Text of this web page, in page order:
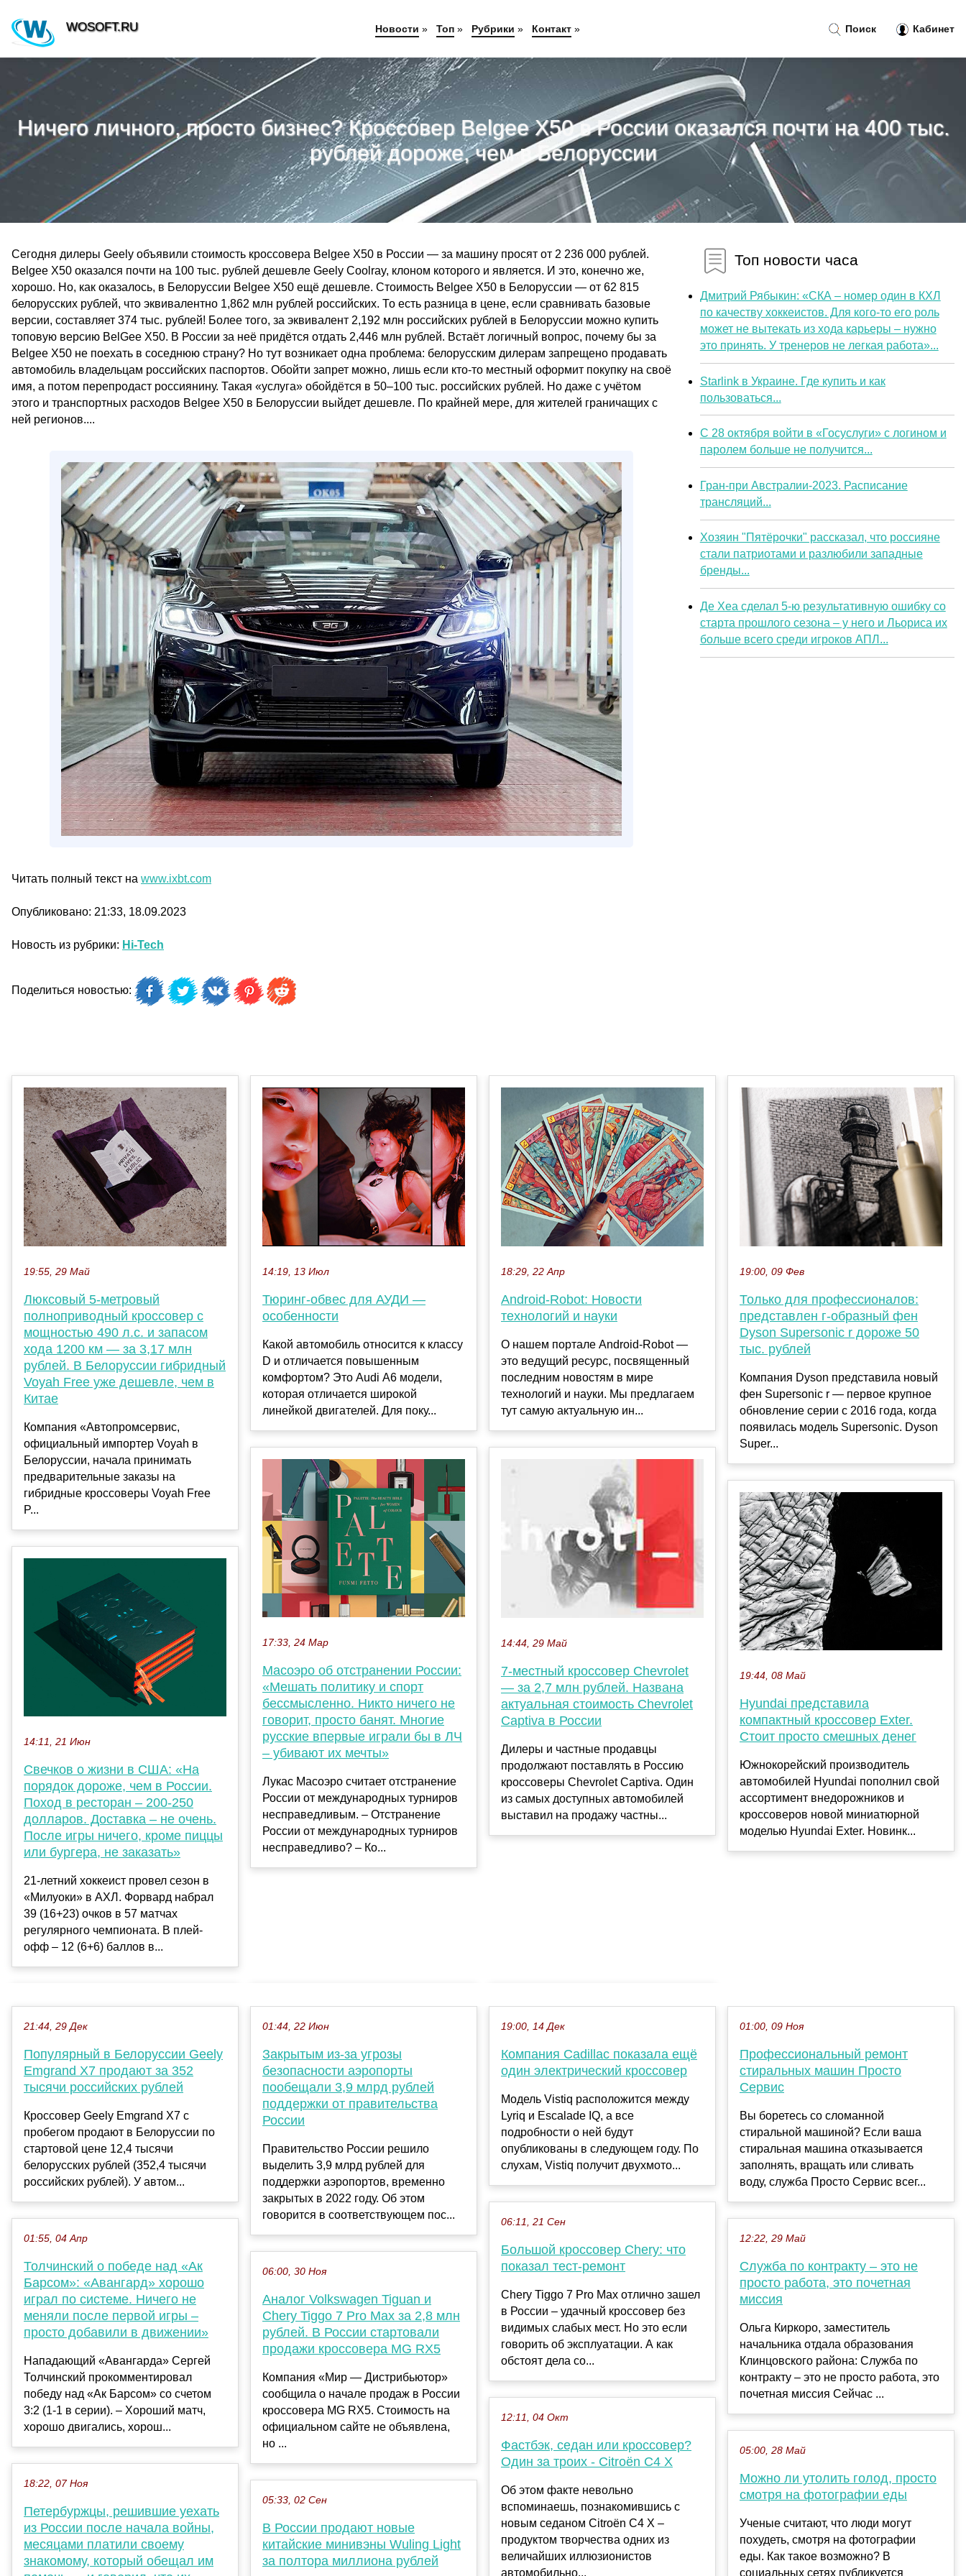
Ничего личного, просто бизнес? Кроссовер Belgee X50 в России оказался почти на 400 тыс.
рублей дороже, чем в Белоруссии
Сегодня дилеры Geely объявили стоимость кроссовера Belgee X50 в России — за машину просят от 2 236 000 рублей.
Belgee X50 оказался почти на 100 тыс. рублей дешевле Geely Coolray, клоном которого и является. И это, конечно же,
хорошо. Но, как оказалось, в Белоруссии Belgee X50 ещё дешевле. Стоимость Belgee X50 в Белоруссии — от 62 815
белорусских рублей, что эквивалентно 1,862 млн рублей российских. То есть разница в цене, если сравнивать базовые
версии, составляет 374 тыс. рублей! Более того, за эквивалент 2,192 млн российских рублей в Белоруссии можно купить
топовую версию BelGee X50. В России за неё придётся отдать 2,446 млн рублей. Встаёт логичный вопрос, почему бы за
Belgee X50 не поехать в соседнюю страну? Но тут возникает одна проблема: белорусским дилерам запрещено продавать
автомобиль владельцам российских паспортов. Обойти запрет можно, лишь если кто-то местный оформит покупку на своё
имя, а потом перепродаст россиянину. Такая «услуга» обойдётся в 50–100 тыс. российских рублей. Но даже с учётом
этого и транспортных расходов Belgee X50 в Белоруссии выйдет дешевле. По крайней мере, для жителей граничащих с
ней регионов....
Читать полный текст на www.ixbt.com
Опубликовано: 21:33, 18.09.2023
Новость из рубрики: Hi-Tech
Поделиться новостью:
Топ новости часа
Дмитрий Рябыкин: «СКА – номер один в КХЛ
по качеству хоккеистов. Для кого-то его роль
может не вытекать из хода карьеры – нужно
это принять. У тренеров не легкая работа»...
Starlink в Украине. Где купить и как
пользоваться...
С 28 октября войти в «Госуслуги» с логином и
паролем больше не получится...
Гран-при Австралии-2023. Расписание
трансляций...
Хозяин "Пятёрочки" рассказал, что россияне
стали патриотами и разлюбили западные
бренды...
Де Хеа сделал 5-ю результативную ошибку со
старта прошлого сезона – у него и Льориса их
больше всего среди игроков АПЛ...
19:55, 29 Май
Люксовый 5-метровый
полноприводный кроссовер с
мощностью 490 л.с. и запасом
хода 1200 км — за 3,17 млн
рублей. В Белоруссии гибридный
Voyah Free уже дешевле, чем в
Китае
Компания «Автопромсервис,
официальный импортер Voyah в
Белоруссии, начала принимать
предварительные заказы на
гибридные кроссоверы Voyah Free
P...
14:11, 21 Июн
Свечков о жизни в США: «На
порядок дороже, чем в России.
Поход в ресторан – 200-250
долларов. Доставка – не очень.
После игры ничего, кроме пиццы
или бургера, не заказать»
21-летний хоккеист провел сезон в
«Милуоки» в АХЛ. Форвард набрал
39 (16+23) очков в 57 матчах
регулярного чемпионата. В плей-
офф – 12 (6+6) баллов в...
14:19, 13 Июл
Тюринг-обвес для АУДИ —
особенности
Какой автомобиль относится к классу
D и отличается повышенным
комфортом? Это Audi А6 модели,
которая отличается широкой
линейкой двигателей. Для поку...
17:33, 24 Мар
Масоэро об отстранении России:
«Мешать политику и спорт
бессмысленно. Никто ничего не
говорит, просто банят. Многие
русские впервые играли бы в ЛЧ
– убивают их мечты»
Лукас Масоэро считает отстранение
России от международных турниров
несправедливым. – Отстранение
России от международных турниров
несправедливо? – Ко...
18:29, 22 Апр
Android-Robot: Новости
технологий и науки
О нашем портале Android-Robot —
это ведущий ресурс, посвященный
последним новостям в мире
технологий и науки. Мы предлагаем
тут самую актуальную ин...
14:44, 29 Май
7-местный кроссовер Chevrolet
— за 2,7 млн рублей. Названа
актуальная стоимость Chevrolet
Captiva в России
Дилеры и частные продавцы
продолжают поставлять в Россию
кроссоверы Chevrolet Captiva. Один
из самых доступных автомобилей
выставил на продажу частны...
19:00, 09 Фев
Только для профессионалов:
представлен г-образный фен
Dyson Supersonic r дороже 50
тыс. рублей
Компания Dyson представила новый
фен Supersonic r — первое крупное
обновление серии с 2016 года, когда
появилась модель Supersonic. Dyson
Super...
19:44, 08 Май
Hyundai представила
компактный кроссовер Exter.
Стоит просто смешных денег
Южнокорейский производитель
автомобилей Hyundai пополнил свой
ассортимент внедорожников и
кроссоверов новой миниатюрной
моделью Hyundai Exter. Новинк...
21:44, 29 Дек
Популярный в Белоруссии Geely
Emgrand X7 продают за 352
тысячи российских рублей
Кроссовер Geely Emgrand X7 с
пробегом продают в Белоруссии по
стартовой цене 12,4 тысячи
белорусских рублей (352,4 тысячи
российских рублей). У автом...
01:55, 04 Апр
Толчинский о победе над «Ак
Барсом»: «Авангард» хорошо
играл по системе. Ничего не
меняли после первой игры –
просто добавили в движении»
Нападающий «Авангарда» Сергей
Толчинский прокомментировал
победу над «Ак Барсом» со счетом
3:2 (1-1 в серии). – Хороший матч,
хорошо двигались, хорош...
18:22, 07 Ноя
Петербуржцы, решившие уехать
из России после начала войны,
месяцами платили своему
знакомому, который обещал им
01:44, 22 Июн
Закрытым из-за угрозы
безопасности аэропорты
пообещали 3,9 млрд рублей
поддержки от правительства
России
Правительство России решило
выделить 3,9 млрд рублей для
поддержки аэропортов, временно
закрытых в 2022 году. Об этом
говорится в соответствующем пос...
06:00, 30 Ноя
Аналог Volkswagen Tiguan и
Chery Tiggo 7 Pro Max за 2,8 млн
рублей. В России стартовали
продажи кроссовера MG RX5
Компания «Мир — Дистрибьютор»
сообщила о начале продаж в России
кроссовера MG RX5. Стоимость на
официальном сайте не объявлена,
но ...
05:33, 02 Сен
В России продают новые
китайские минивэны Wuling Light
за полтора миллиона рублей
19:00, 14 Дек
Компания Cadillac показала ещё
один электрический кроссовер
Модель Vistiq расположится между
Lyriq и Escalade IQ, а все
подробности о ней будут
опубликованы в следующем году. По
слухам, Vistiq получит двухмото...
06:11, 21 Сен
Большой кроссовер Chery: что
показал тест-ремонт
Chery Tiggo 7 Pro Max отлично зашел
в России – удачный кроссовер без
видимых слабых мест. Но это если
говорить об эксплуатации. А как
обстоят дела со...
12:11, 04 Окт
Фастбэк, седан или кроссовер?
Один за троих - Citroёn C4 X
Об этом факте невольно
вспоминаешь, познакомившись с
новым седаном Citroёn C4 X –
продуктом творчества одних из
величайших иллюзионистов
автомобильно...
01:00, 09 Ноя
Профессиональный ремонт
стиральных машин Просто
Сервис
Вы боретесь со сломанной
стиральной машиной? Если ваша
стиральная машина отказывается
заполнять, вращать или сливать
воду, служба Просто Сервис всег...
12:22, 29 Май
Служба по контракту – это не
просто работа, это почетная
миссия
Ольга Киркоро, заместитель
начальника отдала образования
Клинцовского района: Служба по
контракту – это не просто работа, это
почетная миссия Сейчас ...
05:00, 28 Май
Можно ли утолить голод, просто
смотря на фотографии еды
Ученые считают, что люди могут
похудеть, смотря на фотографии
еды. Как такое возможно? В
социальных сетях публикуется
Поиск Кабинет
WOSOFT.RU Новости » Топ» Рубрики » Контакт»